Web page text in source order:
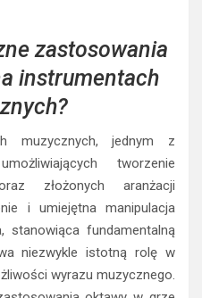
instrumentach
muzycznych, jednym z
złożonych aranżacji
i umiejętna manipulacja
stanowiąca fundamentalną
niezwykle istotną rolę w
wyrazu muzycznego.
oktawy w grze
oraz sposób, w jaki wpływa